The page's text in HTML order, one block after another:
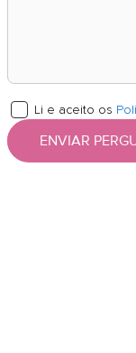
Li e aceito os
ENVIAR